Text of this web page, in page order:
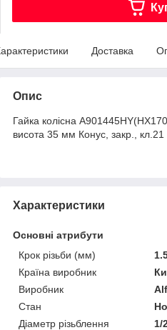
Доставка
Опис
Гайка колісна
висота 35 мм Конус, закр.,
Характеристики
Основні атрибути
Крок різьби (мм)
Країна виробник
Виробник
Стан
Діаметр різьблення
1/